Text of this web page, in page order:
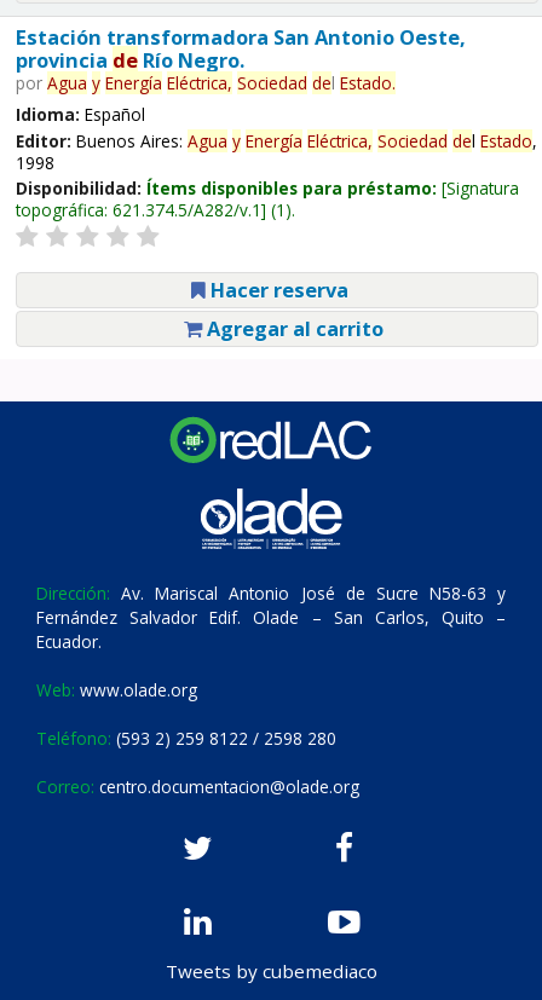
Estación transformadora San Antonio Oeste,
provincia deRío Negro.
por Agua y Energía Eléctrica, Sociedad del Estado.
Idioma: Español
Editor: Buenos Aires: Agua y Energía Eléctrica, Sociedad del Estado,
1998
Disponibilidad: Ítems disponibles para préstamo: Signatura
topográfica: 621.374.5/A282/v.1 (1).
Hacer reserva
Agregar al carrito
Dirección: Av. Mariscal Antonio José de Sucre N58-63 y
Fernández Salvador Edif. Olade – San Carlos, Quito –
Ecuador.
Web: www.olade.org
Teléfono: (593 2) 259 8122 / 2598 280
Correo: centro.documentacion@olade.org
Tweets by cubemediaco